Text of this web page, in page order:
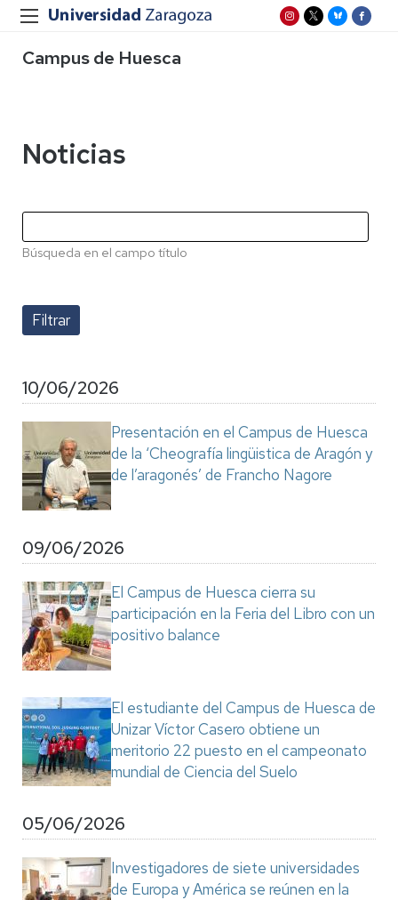
Campus de Huesca
Noticias
Búsqueda en el campo título
10/06/2026
Presentación en el Campus de Huesca
de la ‘Cheografía lingüistica de Aragón y
de l’aragonés’ de Francho Nagore
09/06/2026
El Campus de Huesca cierra su
participación en la Feria del Libro con un
positivo balance
El estudiante del Campus de Huesca de
Unizar Víctor Casero obtiene un
meritorio 22 puesto en el campeonato
mundial de Ciencia del Suelo
05/06/2026
Investigadores de siete universidades
de Europa y América se reúnen en la